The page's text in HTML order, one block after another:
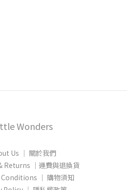
Wonders
Us │ 關於我們
Returns │運費與退換貨
│ 購物須知